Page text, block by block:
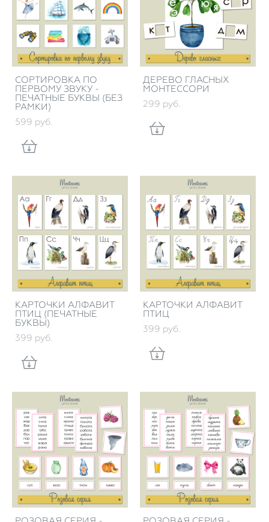
СОРТИРОВКА ПО
ПЕРВОМУ ЗВУКУ -
ПЕЧАТНЫЕ БУКВЫ (БЕЗ
РАМКИ)
599 pуб.
ДЕРЕВО ГЛАСНЫХ
МОНТЕССОРИ
299 pуб.
КАРТОЧКИ АЛФАВИТ
ПТИЦ (ПЕЧАТНЫЕ
БУКВЫ)
399 pуб.
КАРТОЧКИ АЛФАВИТ
ПТИЦ
399 pуб.